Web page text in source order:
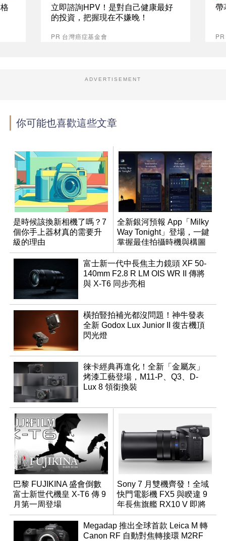
立即諮詢HPV！是對自己健康最好
的投資，把握現在不嫌晚！
PR 台灣癌症基金會
帶
ADVERTISEMENT
你可能也喜歡這些文章
是時候該換新相機了嗎？7
個你手上器材真的需要升
級的理由
全新銀河預報 App「Milky
Way Tonight」登場，一鍵
掌握最佳拍攝時機與構圖
富士新一代中長焦主力鏡頭 XF 50-
140mm F2.8 R LM OIS WR II 傳將
與 X-T6 同步亮相
橫拍豎拍補光都沒問題！神牛發表
全新 Godox Lux Junior II 復古機頂
閃光燈
徠卡經典再進化！全新「金屬灰」
烤漆工藝登場，M11-P、Q3、D-
Lux 8 領銜換裝
巴黎 FUJIKINA 盛會倒數
富士新世代機皇 X-T6 傳 9
月第一周登場
Sony 7 月雙機齊發！全域
快門電影機 FX5 與睽違 9
年長焦旗艦 RX10 V 即將
登場
Megadap 推出全球首款 Leica M 轉
Canon RF 自動對焦轉接環 M2RF